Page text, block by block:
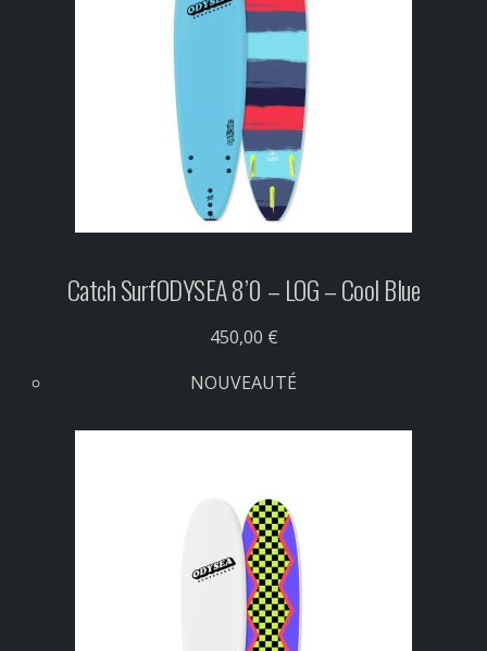
Catch SurfODYSEA 8’0 – LOG – Cool Blue
450,00 €
NOUVEAUTÉ